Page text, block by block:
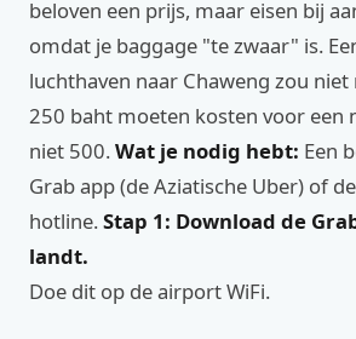
beloven een prijs, maar eisen bij
omdat je baggage "te zwaar" is.
luchthaven naar Chaweng zou
250 baht moeten kosten voor een
niet 500.Wat je nodig hebt: Een
Grab app (de Aziatische Uber) of
hotline.Stap 1: Download de
landt.
Doe dit op de airport WiFi.